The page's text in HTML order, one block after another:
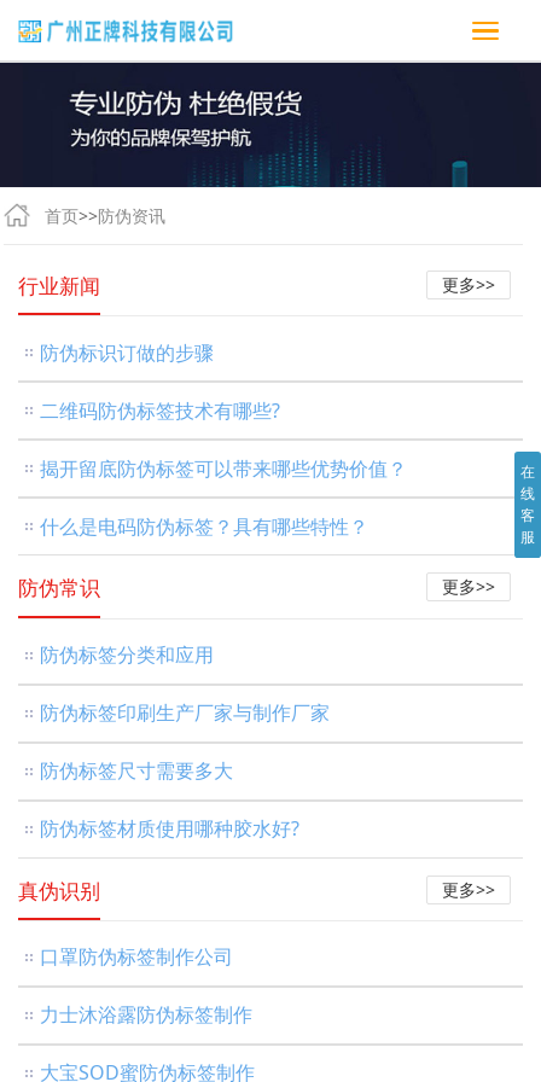
首页>>防伪资讯
行业新闻 更多>>
防伪标识订做的步骤
二维码防伪标签技术有哪些?
揭开留底防伪标签可以带来哪些优势价值？
什么是电码防伪标签？具有哪些特性？
防伪常识 更多>>
防伪标签分类和应用
防伪标签印刷生产厂家与制作厂家
防伪标签尺寸需要多大
防伪标签材质使用哪种胶水好?
真伪识别 更多>>
口罩防伪标签制作公司
力士沐浴露防伪标签制作
大宝SOD蜜防伪标签制作
在
线
客
服